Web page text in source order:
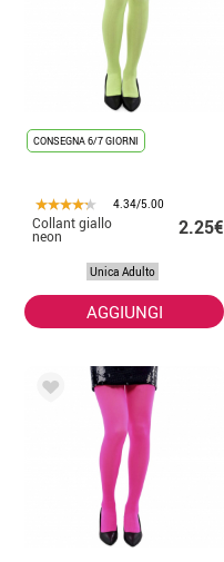
CONSEGNA 6/7 GIORNI
4.34/5.00
Collant giallo
neon 2.25€
Unica Adulto
AGGIUNGI